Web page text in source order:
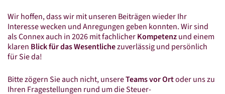
Datenschutz
Kontakt
LinkedInFacebookInstagram
Xing
Wir hoffen, dass wir mit unseren Beiträgen wieder Ihr
Interesse wecken und Anregungen geben konnten. Wir sind
als Connex auch in 2026 mit fachlicherKompetenzund einem
klaren Blick für das Wesentlichezuverlässig und persönlich
für Sie da!
Bitte zögern Sie auch nicht, unsereTeams vor Ortoder uns zu
Ihren Fragestellungen rund um die Steuer-